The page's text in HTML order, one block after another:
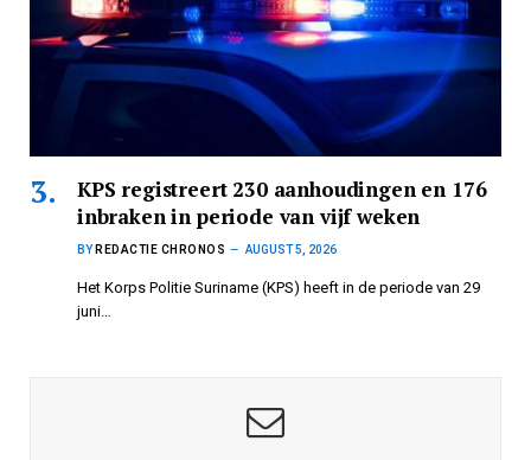
KPS registreert 230 aanhoudingen en 176
inbraken in periode van vijf weken
BY REDACTIE CHRONOS AUGUST 5, 2026
Het Korps Politie Suriname (KPS) heeft in de periode van 29
juni…